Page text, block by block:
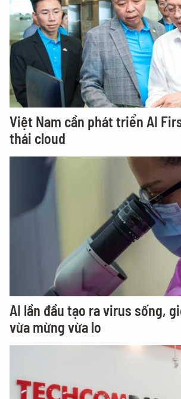
Việt Nam cần phát triển AI
thái cloud
AI lần đầu tạo ra virus sống,
vừa mừng vừa lo